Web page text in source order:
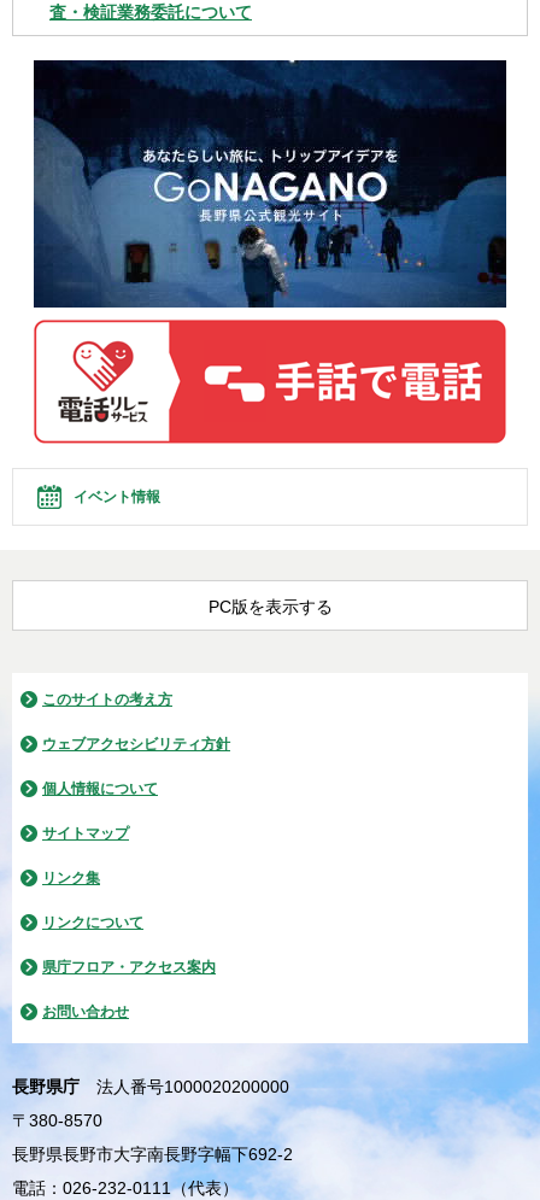
査・検証業務委託について
イベント情報
PC版を表示する
このサイトの考え方
ウェブアクセシビリティ方針
個人情報について
サイトマップ
リンク集
リンクについて
県庁フロア・アクセス案内
お問い合わせ
長野県庁
法人番号1000020200000
〒380-8570
長野県長野市大字南長野字幅下692-2
電話：026-232-0111（代表）